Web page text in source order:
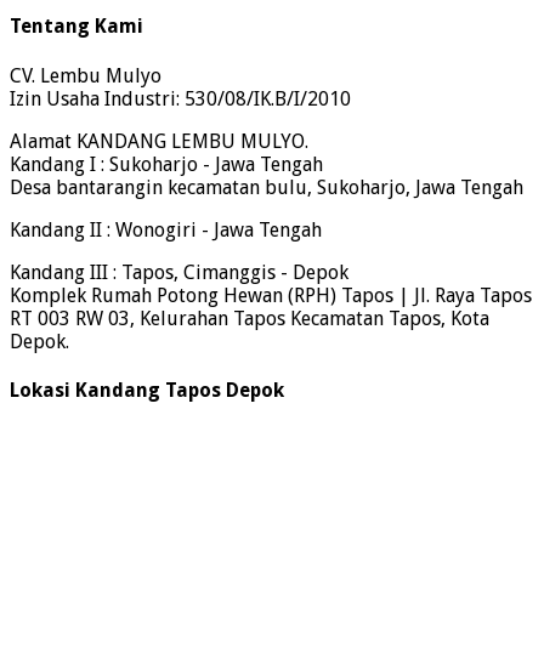
Tentang Kami
CV. Lembu Mulyo
Izin Usaha Industri: 530/08/IK.B/I/2010
Alamat KANDANG LEMBU MULYO.
Kandang I : Sukoharjo - Jawa Tengah
Desa bantarangin kecamatan bulu, Sukoharjo, Jawa Tengah
Kandang II : Wonogiri - Jawa Tengah
Kandang III : Tapos, Cimanggis - Depok
Komplek Rumah Potong Hewan (RPH) Tapos | Jl. Raya Tapos
RT 003 RW 03, Kelurahan Tapos Kecamatan Tapos, Kota
Depok.
Lokasi Kandang Tapos Depok